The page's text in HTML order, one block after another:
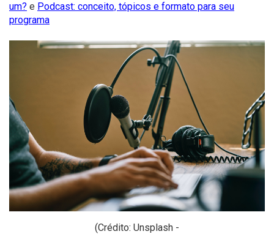
um? e Podcast: conceito, tópicos e formato para seu
programa
(Crédito: Unsplash -